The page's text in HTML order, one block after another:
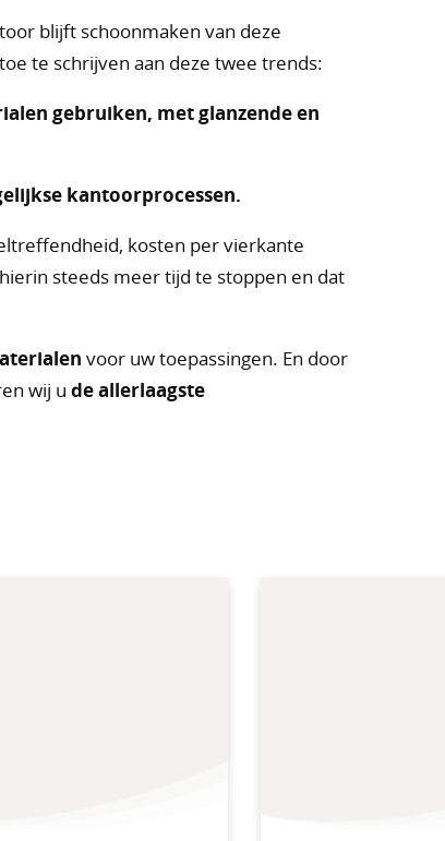
blijft schoonmaken van deze
te schrijven aan deze twee trends:
gebruiken, met glanzende en
kantoorprocessen.
kosten per vierkante
steeds meer tijd te stoppen en dat
voor uw toepassingen. En door
wij u de allerlaagste